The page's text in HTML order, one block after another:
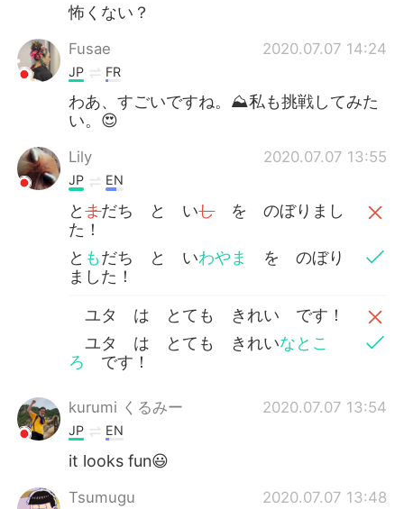
怖くない？
Fusae 2020.07.07 14:24
JP FR
わあ、すごいですね。⛰私も挑戦してみた
い。😍
Lily 2020.07.07 13:55
JP EN
とまだち と いしを のぼりまし
た！
と もだち と いわやま
を のぼり
ました！
ユタ は とても きれい です！
ユタ は とても きれいなとこ
ろ
です！
kurumi くるみー 2020.07.07 13:54
JP EN
it looks fun😃
Tsumugu 2020.07.07 13:48